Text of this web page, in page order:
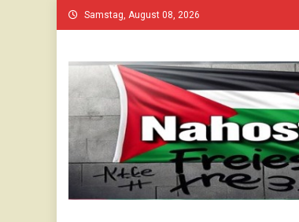
Skip
to
Samstag, August 08, 2026